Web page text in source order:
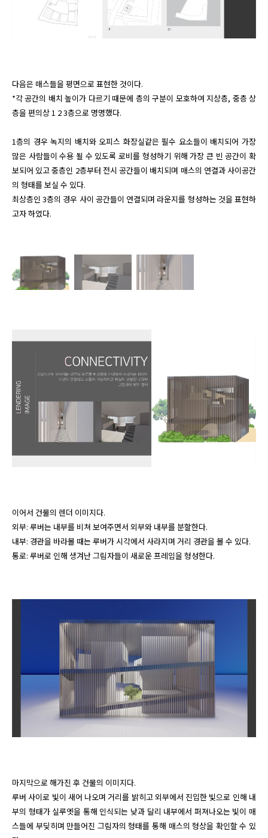
다음은 매스들을 평면으로 표현한 것이다.
*각 공간의 배치 높이가 다르기 때문에 층의 구분이 모호하여 지상층, 중층 상
층을 편의상 1 2 3층으로 명명했다.
1층의 경우 녹지의 배치와 오피스 화장실같은 필수 요소들이 배치되어 가장
많은 사람들이 수용 될 수 있도록 로비를 형성하기 위해 가장 큰 빈 공간이 확
보되어 있고 중층인 2층부터 전시 공간들이 배치되며 매스의 연결과 사이공간
의 형태를 보실 수 있다.
최상층인 3층의 경우 사이 공간들이 연결되며 라운지를 형성하는 것을 표현하
고자 하였다.
이어서 건물의 렌더 이미지다.
외부: 루버는 내부를 비쳐 보여주면서 외부와 내부를 분할한다.
내부: 경관을 바라볼 때는 루버가 시각에서 사라지며 거리 경관을 볼 수 있다.
통로: 루버로 인해 생겨난 그림자들이 새로운 프레임을 형성한다.
마지막으로 해가진 후 건물의 이미지다.
루버 사이로 빛이 새어 나오며 거리를 밝히고 외부에서 진입한 빛으로 인해 내
부의 형태가 실루엣을 통해 인식되는 낮과 달리 내부에서 퍼져나오는 빛이 매
스들에 부딪히며 만들어진 그림자의 형태를 통해 매스의 형상을 확인할 수 있